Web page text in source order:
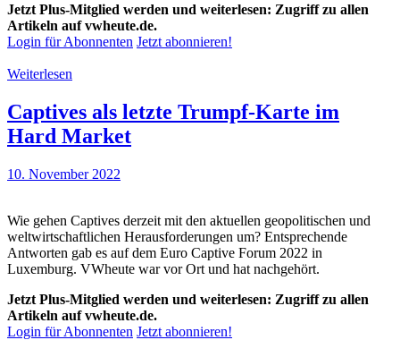
Jetzt Plus-Mitglied werden und weiterlesen: Zugriff zu allen
Artikeln auf vwheute.de.
Login für Abonnenten Jetzt abonnieren!
Weiterlesen
Captives als letzte Trumpf-Karte im
Hard Market
10. November 2022
Wie gehen Captives derzeit mit den aktuellen geopolitischen und
weltwirtschaftlichen Herausforderungen um? Entsprechende
Antworten gab es auf dem Euro Captive Forum 2022 in
Luxemburg. VWheute war vor Ort und hat nachgehört.
Jetzt Plus-Mitglied werden und weiterlesen: Zugriff zu allen
Artikeln auf vwheute.de.
Login für Abonnenten Jetzt abonnieren!